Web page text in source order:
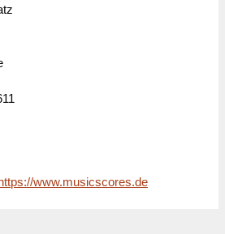
www.musicscores.de